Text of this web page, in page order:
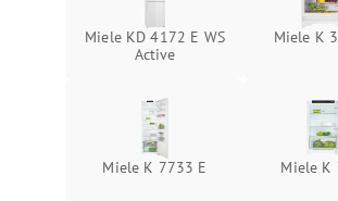
Miele KD 4172 E WS
Active
Miele K
Miele K 7733 E Miele K